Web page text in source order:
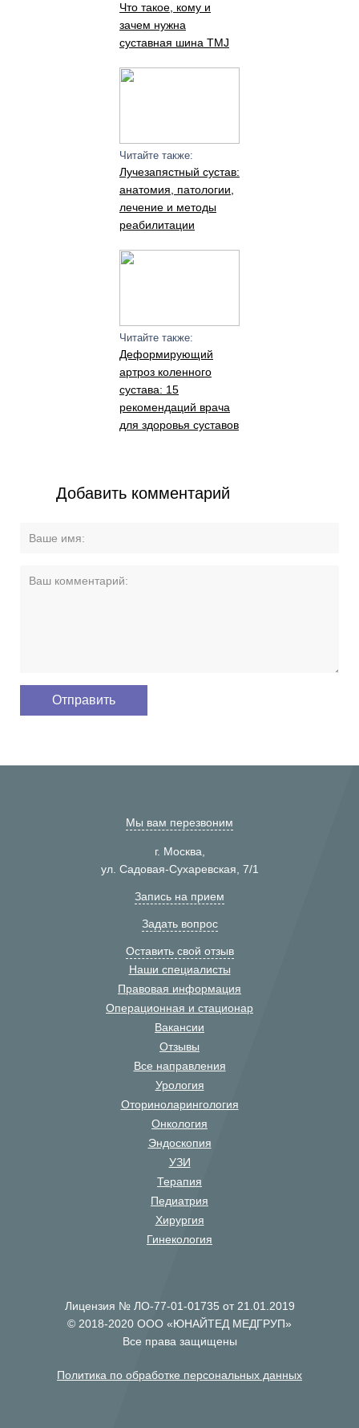
Что такое, кому и
зачем нужна
суставная шина TMJ
Читайте также:
Лучезапястный сустав:
анатомия, патологии,
лечение и методы
реабилитации
Читайте также:
Деформирующий
артроз коленного
сустава: 15
рекомендаций врача
для здоровья суставов
Добавить комментарий
Мы вам перезвоним
г. Москва,
ул. Садовая-Сухаревская, 7/1
Запись на прием
Задать вопрос
Оставить свой отзыв
Наши специалисты
Правовая информация
Операционная и стационар
Вакансии
Отзывы
Все направления
Урология
Оториноларингология
Онкология
Эндоскопия
УЗИ
Терапия
Педиатрия
Хирургия
Гинекология
Лицензия № ЛО-77-01-01735 от 21.01.2019
© 2018-2020 ООО «ЮНАЙТЕД МЕДГРУП»
Все права защищены
Политика по обработке персональных данных